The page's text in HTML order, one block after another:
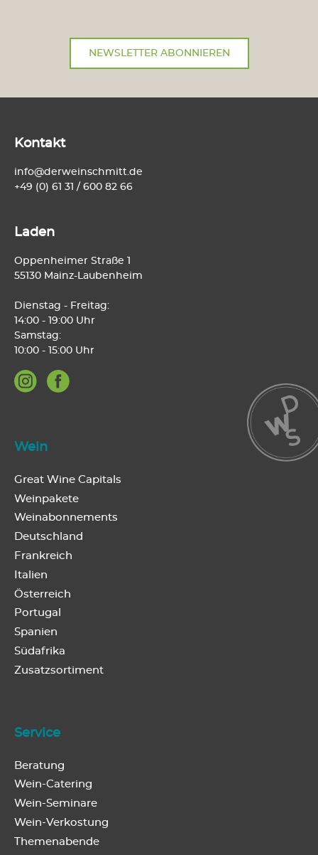
NEWSLETTER ABONNIEREN
Wein
Great Wine Capitals
Weinpakete
Weinabonnements
Deutschland
Frankreich
Italien
Österreich
Portugal
Spanien
Südafrika
Zusatzsortiment
Service
Beratung
Wein-Catering
Wein-Seminare
Wein-Verkostung
Themenabende
Kontakt
info@derweinschmitt.de
+49 (0) 61 31 / 600 82 66
Laden
Oppenheimer Straße 1
55130 Mainz-Laubenheim
Dienstag - Freitag:
14:00 - 19:00 Uhr
Samstag:
10:00 - 15:00 Uhr